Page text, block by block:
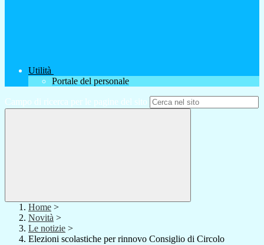
Utilità
Portale del personale
Campo di ricerca per le pagine del sito
Home >
Novità >
Le notizie >
Elezioni scolastiche per rinnovo Consiglio di Circolo